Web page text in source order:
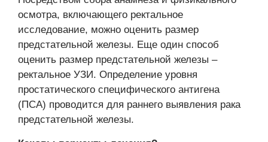
осмотра, включающего ректальное
исследование, можно оценить размер
предстательной железы. Еще один способ
оценить размер предстательной железы –
ректальное УЗИ. Определение уровня
простатического специфического антигена
(ПСА) проводится для раннего выявления рака
предстательной железы.